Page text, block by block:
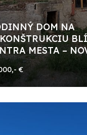
DOM NA
MESTA –
€